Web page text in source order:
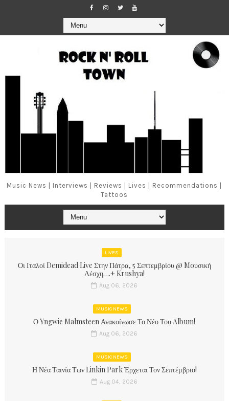
Music News | Interviews | Reviews | Lives | Recommendations |
Tattoos
LIVES
Οι Ιταλοί Demidead Live Στην Πάτρα, 5 Σεπτεμβρίου @ Moυσική
Λέσχη….+ Krushya!
Aug 06, 2026
MUSIC NEWS
Ο Yngwie Malmsteen Ανακοίνωσε Το Νέο Του Album!
Aug 06, 2026
MUSIC NEWS
Η Νέα Ταινία Των Linkin Park Έρχεται Τον Σεπτέμβριο!
Aug 04, 2026